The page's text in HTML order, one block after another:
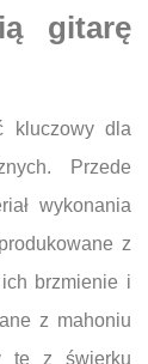
gitarę
kluczowy dla
Przede
wykonania
z
brzmienie i
z mahoniu
te z świerku